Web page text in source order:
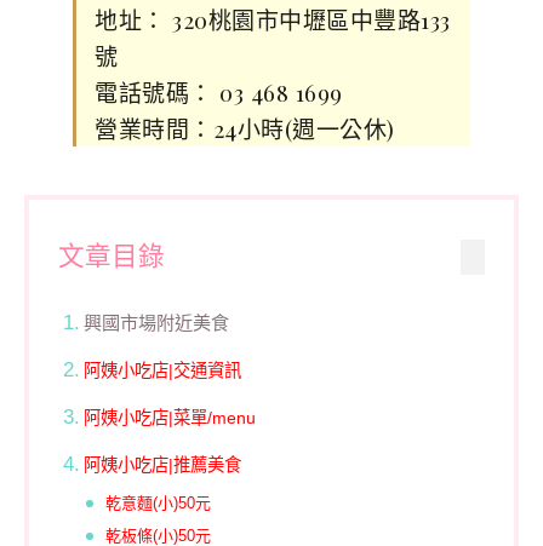
地址： 320桃園市中壢區中豐路133
號
電話號碼： 03 468 1699
營業時間：24小時(週一公休)
文章目錄
興國市場附近美食
阿姨小吃店|交通資訊
阿姨小吃店|菜單/menu
阿姨小吃店|推薦美食
乾意麵(小)50元
乾板條(小)50元